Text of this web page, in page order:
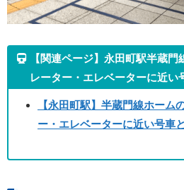
【関連ページ】永田町駅半蔵
レーター・エレベーターに近い
【永田町駅】半蔵門線ホーム
ー・エレベーターに近い号車